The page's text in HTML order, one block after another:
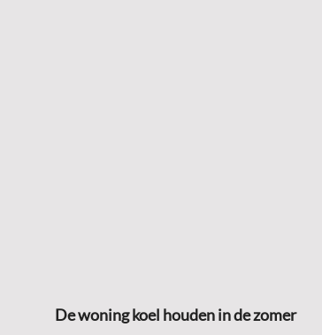
De woning koel houden in de zomer